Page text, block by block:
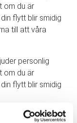
om du är
flytt blir smidig
till att våra
personlig
om du är
flytt blir smidig
kunder älskar